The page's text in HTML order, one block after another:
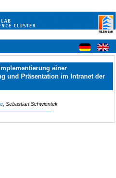
einer
und Präsentation im Intranet der
, Sebastian Schwientek